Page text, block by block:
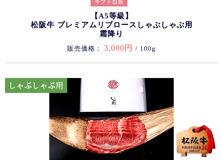
【A5等級】
松阪牛 プレミアムリブロースしゃぶしゃぶ用
霜降り
販売価格： 3,000円 / 100g